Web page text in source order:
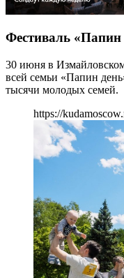
Фестиваль «Папин
30 июня в
всей семьи «Папин
тысячи молодых семей.
https://